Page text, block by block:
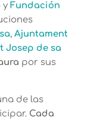
y Fundación
, Ajuntament
Josep de sa
por sus
de las
Cada